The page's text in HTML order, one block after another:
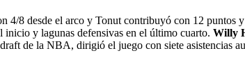
4/8 desde el arco y Tonut contribuyó con 12 puntos
inicio y lagunas defensivas en el último cuarto. Willy
de la NBA, dirigió el juego con siete asistencias